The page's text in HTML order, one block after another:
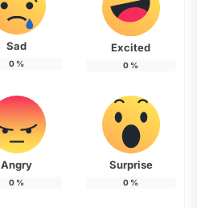
Sad
0 %
Excited
0 %
Angry
0 %
Surprise
0 %